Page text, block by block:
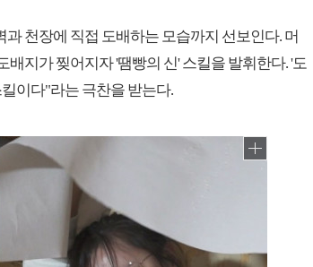
천장에 직접 도배하는 모습까지 선보인다. 머
지가 찢어지자 '땜빵의 신' 스킬을 발휘한다. '도
이다"라는 극찬을 받는다.